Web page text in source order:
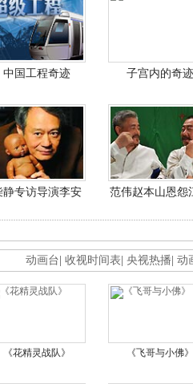
中国工程奇迹 子宫内的奇迹
静专访导演李安 范伟赵本山恩怨
动画台 收视时间表 央视热播 动
《花精灵战队》 《飞哥与小佛》